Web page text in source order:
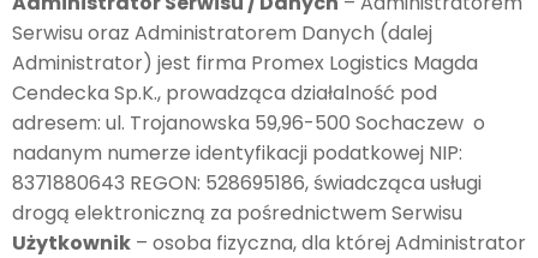
Serwisu oraz Administratorem Danych (dalej
Administrator) jest firma Promex Logistics Magda
Cendecka Sp.K., prowadząca działalność pod
adresem: ul. Trojanowska 59,96-500 Sochaczew o
nadanym numerze identyfikacji podatkowej NIP:
8371880643 REGON: 528695186, świadcząca usługi
drogą elektroniczną za pośrednictwem Serwisu
Użytkownik – osoba fizyczna, dla której Administrator